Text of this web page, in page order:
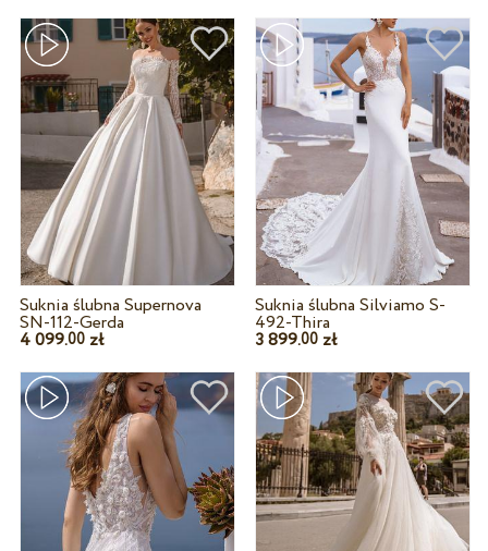
Suknia ślubna Supernova
SN-112-Gerda
4 099.00zł
Suknia ślubna Silviamo S-
492-Thira
3 899.00 zł